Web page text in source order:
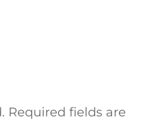
Required fields are